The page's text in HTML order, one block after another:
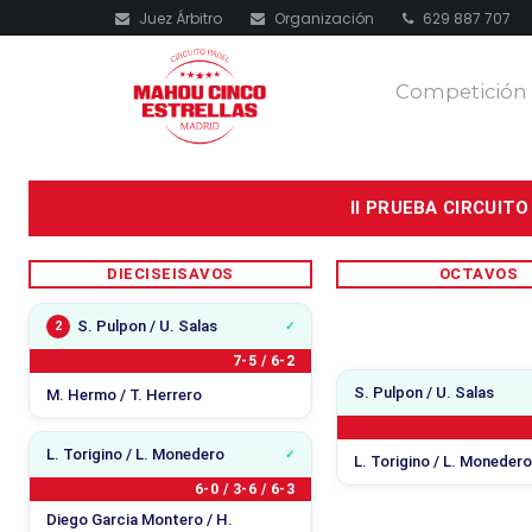
Juez Árbitro Organización 629 887 707
Competición
Bases del
II PRUEBA
DIECISEISAVOS
2 S. Pulpon / U. Salas
7-5 / 6-2
M. Hermo / T. Herrero
L. Torigino / L. Monedero
6-0 / 3-6 / 6-3
Diego Garcia Montero / H.
OCTAVOS
S. Pulpon / U. Salas
L. Torigino / L. Monedero